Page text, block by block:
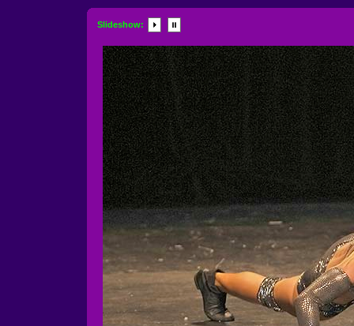
Slideshow: